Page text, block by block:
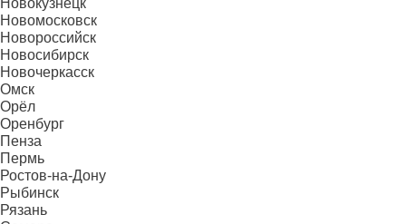
Новокузнецк
Новомосковск
Новороссийск
Новосибирск
Новочеркасск
Омск
Орёл
Оренбург
Пенза
Пермь
Ростов-на-Дону
Рыбинск
Рязань